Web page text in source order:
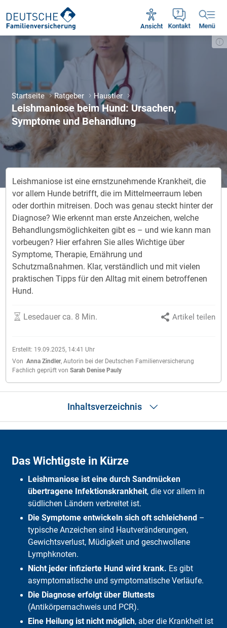
Kontakt
Ansicht Menü
Mo - Fr 09:00 - 18:30 Uhr
Startseite Ratgeber Haustier
Leishmaniose beim Hund: Ursachen,
Symptome und Behandlung
Leishmaniose ist eine ernstzunehmende Krankheit, die
vor allem Hunde betrifft, die im Mittelmeerraum leben
oder dorthin mitreisen. Doch was genau steckt hinter der
Diagnose? Wie erkennt man erste Anzeichen, welche
Behandlungsmöglichkeiten gibt es – und wie kann man
vorbeugen? Hier erfahren Sie alles Wichtige über
Symptome, Therapie, Ernährung und
Schutzmaßnahmen. Klar, verständlich und mit vielen
praktischen Tipps für den Alltag mit einem betroffenen
Hund.
Erstellt: 19.09.2025, 14:41 Uhr
Von Anna Zindler, Autorin bei der Deutschen Familienversicherung
Fachlich geprüft von Sarah Denise Pauly
Lesedauer ca. 8 Min. Artikel teilen
Inhaltsverzeichnis
Ist Leishmaniose beim Hund ansteckend?
Diagnose
Ist Leishmaniose heilbar?
Lebenserwartung
Was kostet die Behandlung?
Was zahlt die DFV?
Leishmaniose vorbeugen
Häufige Fragen
Das Wichtigste in Kürze
Leishmaniose ist eine durch Sandmücken
übertragene Infektionskrankheit, die vor allem in
südlichen Ländern verbreitet ist.
Die Symptome entwickeln sich oft schleichend–
typische Anzeichen sind Hautveränderungen,
Gewichtsverlust, Müdigkeit und geschwollene
Lymphknoten.
Nicht jeder infizierte Hund wird krank. Es gibt
asymptomatische und symptomatische Verläufe.
Die Diagnose erfolgt über Bluttests
(Antikörpernachweis und PCR).
Eine Heilung ist nicht möglich, aber die Krankheit ist